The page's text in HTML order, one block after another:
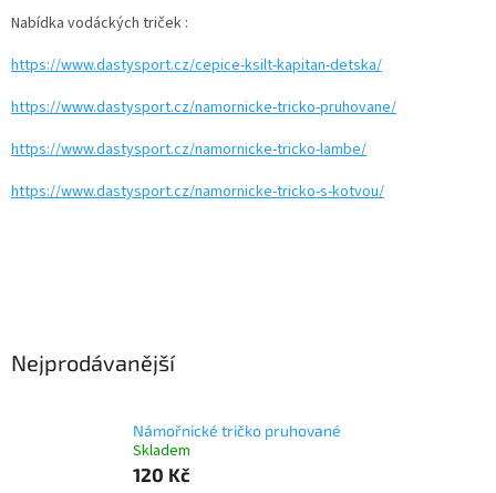
Nabídka vodáckých triček :
https://www.dastysport.cz/cepice-ksilt-kapitan-detska/
https://www.dastysport.cz/namornicke-tricko-pruhovane/
https://www.dastysport.cz/namornicke-tricko-lambe/
https://www.dastysport.cz/namornicke-tricko-s-kotvou/
Nejprodávanější
Námořnické tričko pruhované
Skladem
120 Kč